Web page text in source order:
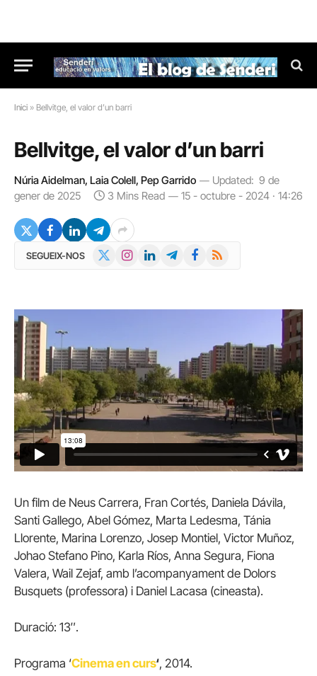
Inici » Bellvitge, el valor d’un barri
Bellvitge, el valor d’un barri
Núria Aidelman, Laia Colell, Pep Garrido Updated: 9 de
gener de 2025
3 Mins Read 15 - octubre - 2024 · 14:26
SEGUEIX-NOS InstagramLinkedInTelegramFacebook
RSS
Un film de Neus Carrera, Fran Cortés, Daniela Dávila,
Santi Gallego, Abel Gómez, Marta Ledesma, Tánia
Llorente, Marina Lorenzo, Josep Montiel, Victor Muñoz,
Johao Stefano Pino, Karla Ríos, Anna Segura, Fiona
Valera, Wail Zejaf, amb l’acompanyament de Dolors
Busquets (professora) i Daniel Lacasa (cineasta).
Duració: 13″.
Programa ‘Cinema en curs‘, 2014.